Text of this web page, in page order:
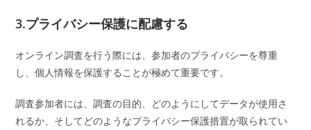
3.プライバシー保護に配慮する
オンライン調査を行う際には、参加者のプライバシーを尊重
し、個人情報を保護することが極めて重要です。
調査参加者には、調査の目的、どのようにしてデータが使用さ
れるか、そしてどのようなプライバシー保護措置が取られてい